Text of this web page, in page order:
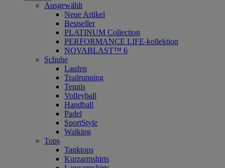
Ausgewählt
Neue Artikel
Bestseller
PLATINUM Collection
PERFORMANCE LIFE-kollektion
NOVABLAST™ 6
Schuhe
Laufen
Trailrunning
Tennis
Volleyball
Handball
Padel
SportStyle
Walking
Tops
Tanktops
Kurzarmshirts